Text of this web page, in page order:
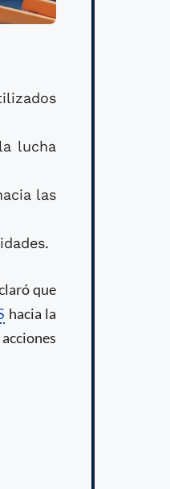
lucha
las
que
hacia la